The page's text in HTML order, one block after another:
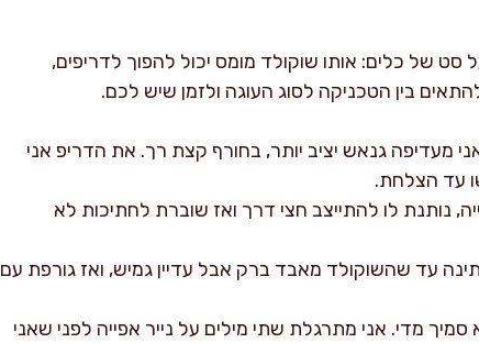
של כלים: אותו שוקולד מומס יכול להפוך לדריפים,
בין הטכניקה לסוג העוגה ולזמן שיש לכם.
מעדיפה גנאש יציב יותר, בחורף קצת רך. את הדריפ אני
עד הצלחת.
נותנת לו להתייצב חצי דרך ואז שוברת לחתיכות לא
עד שהשוקולד מאבד ברק אבל עדיין גמיש, ואז גורפת עם
מדי. אני מתרגלת שתי מילים על נייר אפייה לפני שאני